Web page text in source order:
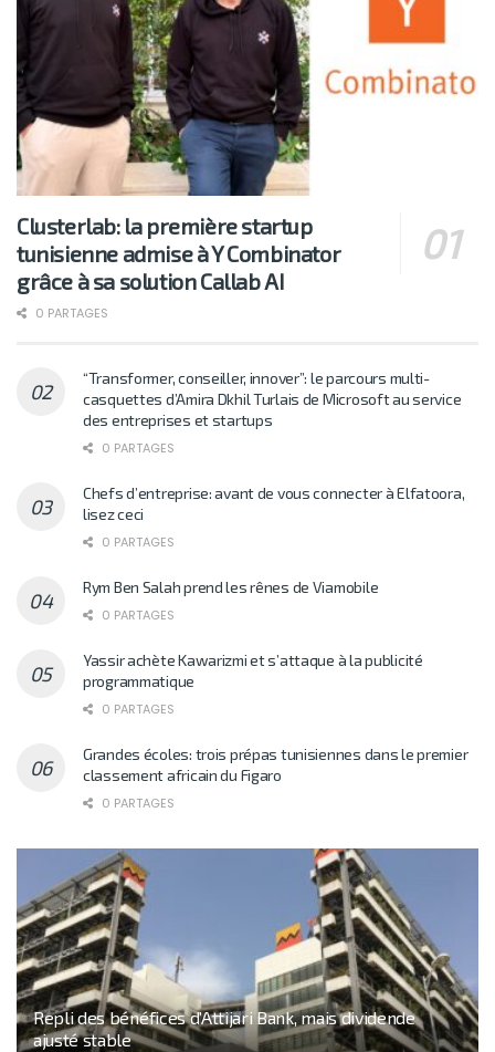
Clusterlab: la première startup
tunisienne admise à Y Combinator
grâce à sa solution Callab AI
0 PARTAGES
“Transformer, conseiller, innover”: le parcours multi-
casquettes d’Amira Dkhil Turlais de Microsoft au service
des entreprises et startups
0 PARTAGES
Chefs d’entreprise: avant de vous connecter à Elfatoora,
lisez ceci
0 PARTAGES
Rym Ben Salah prend les rênes de Viamobile
0 PARTAGES
Yassir achète Kawarizmi et s’attaque à la publicité
programmatique
0 PARTAGES
Grandes écoles: trois prépas tunisiennes dans le premier
classement africain du Figaro
0 PARTAGES
Repli des bénéfices d’Attijari Bank, mais dividende
ajusté stable